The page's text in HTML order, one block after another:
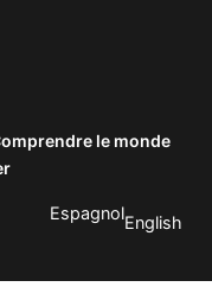
le monde
EspagnolEnglish